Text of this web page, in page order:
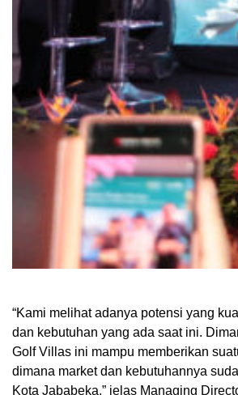
“Kami melihat adanya potensi yang
dan kebutuhan yang ada saat ini.
Golf Villas ini mampu memberikan
dimana market dan kebutuhannya
Kota Jababeka,” jelas Managing